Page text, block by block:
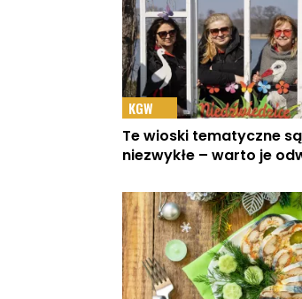
KGW
Te wioski tematyczne są
niezwykłe – warto je